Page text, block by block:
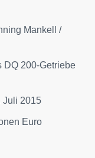
Mankell /
DQ 200-Getriebe
Juli 2015
Euro